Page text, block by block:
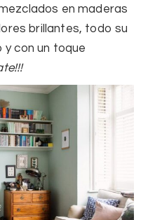
en maderas
brillantes, todo su
y conun toque